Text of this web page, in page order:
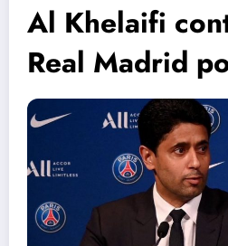
Al Khelaifi
Real Madrid